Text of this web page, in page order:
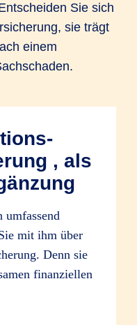
Sie sich
sie trägt
einem
, als
umfassend
mit ihm über
Denn sie
finanziellen